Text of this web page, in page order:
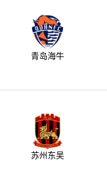
青岛海牛
苏州东吴